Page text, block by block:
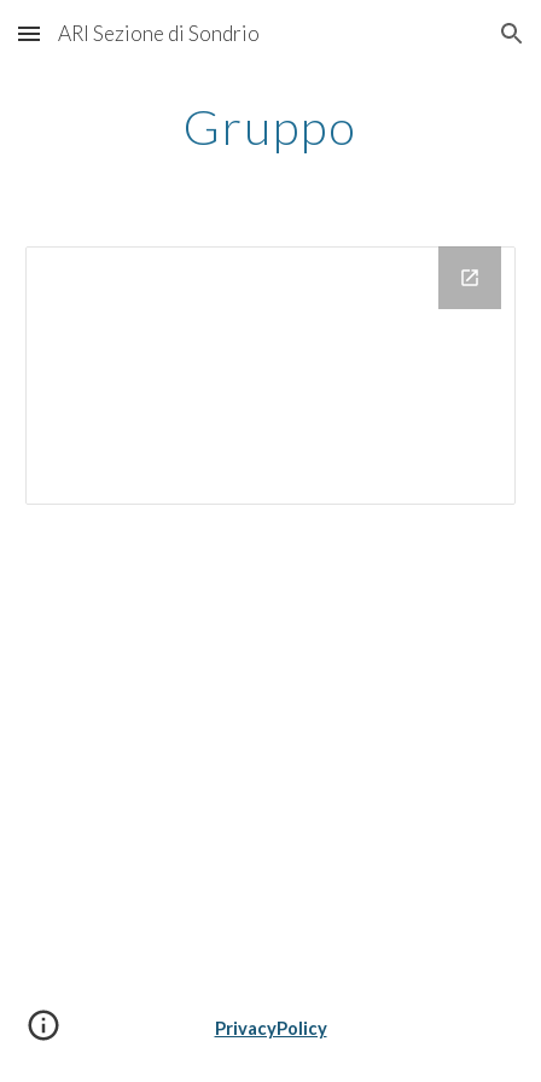
Skip to main content Skip to navigation
ARI Sezione di Sondrio
Gruppo
PrivacyPolicy